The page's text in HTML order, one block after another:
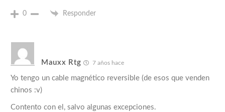
0 Responder
Mauxx Rtg 7 años hace
Yo tengo un cable magnético reversible (de esos que venden
chinos :v)
Contento con el, salvo algunas excepciones.